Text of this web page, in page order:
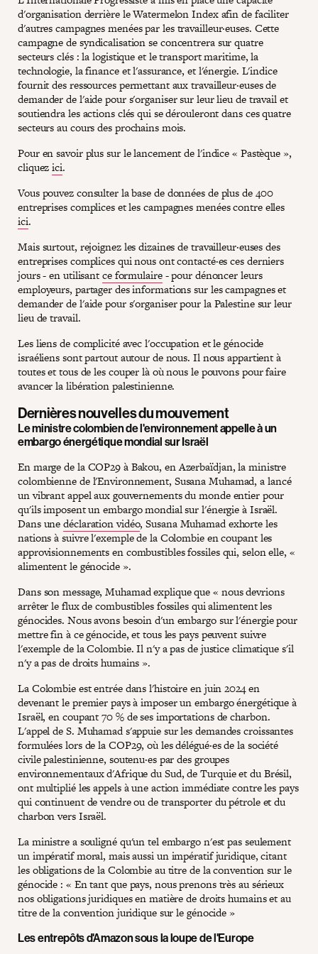
d'organisation derrière le Watermelon Index afin de faciliter
d'autres campagnes menées par les travailleur·euses. Cette
campagne de syndicalisation se concentrera sur quatre
secteurs clés : la logistique et le transport maritime, la
technologie, la finance et l'assurance, et l'énergie. L'indice
fournit des ressources permettant aux travailleur·euses de
demander de l'aide pour s'organiser sur leur lieu de travail et
soutiendra les actions clés qui se dérouleront dans ces quatre
secteurs au cours des prochains mois.
Pour en savoir plus sur le lancement de l'indice « Pastèque »,
cliquezici.
Vous pouvez consulter la base de données de plus de 400
entreprises complices et les campagnes menées contre elles
ici.
Mais surtout, rejoignez les dizaines de travailleur·euses des
entreprises complices qui nous ont contacté·es ces derniers
jours - en utilisantce formulaire- pour dénoncer leurs
employeurs, partager des informations sur les campagnes et
demander de l'aide pour s'organiser pour la Palestine sur leur
lieu de travail.
Les liens de complicité avec l'occupation et le génocide
israéliens sont partout autour de nous. Il nous appartient à
toutes et tous de les couper là où nous le pouvons pour faire
avancer la libération palestinienne.
Dernières nouvelles du mouvement
Le ministre colombien de l'environnement appelle à un
embargo énergétique mondial sur Israël
En marge de la COP29 à Bakou, en Azerbaïdjan, la ministre
colombienne de l'Environnement, Susana Muhamad, a lancé
un vibrant appel aux gouvernements du monde entier pour
qu'ils imposent un embargo mondial sur l'énergie à Israël.
Dans unedéclaration vidéo, Susana Muhamad exhorte les
nations à suivre l'exemple de la Colombie en coupant les
approvisionnements en combustibles fossiles qui, selon elle, «
alimentent le génocide ».
Dans son message, Muhamad explique que « nous devrions
arrêter le flux de combustibles fossiles qui alimentent les
génocides. Nous avons besoin d'un embargo sur l'énergie pour
mettre fin à ce génocide, et tous les pays peuvent suivre
l'exemple de la Colombie. Il n'y a pas de justice climatique s'il
n'y a pas de droits humains ».
La Colombie est entrée dans l'histoire en juin 2024 en
devenant le premier pays à imposer un embargo énergétique à
Israël, en coupant 70 % de ses importations de charbon.
L'appel de S. Muhamad s'appuie sur les demandes croissantes
formulées lors de la COP29, où les délégué·es de la société
civile palestinienne, soutenu·es par des groupes
environnementaux d'Afrique du Sud, de Turquie et du Brésil,
ont multiplié les appels à une action immédiate contre les pays
qui continuent de vendre ou de transporter du pétrole et du
charbon vers Israël.
La ministre a souligné qu'un tel embargo n'est pas seulement
un impératif moral, mais aussi un impératif juridique, citant
les obligations de la Colombie au titre de la convention sur le
génocide : « En tant que pays, nous prenons très au sérieux
nos obligations juridiques en matière de droits humains et au
titre de la convention juridique sur le génocide »
Les entrepôts d'Amazon sous la loupe de l'Europe